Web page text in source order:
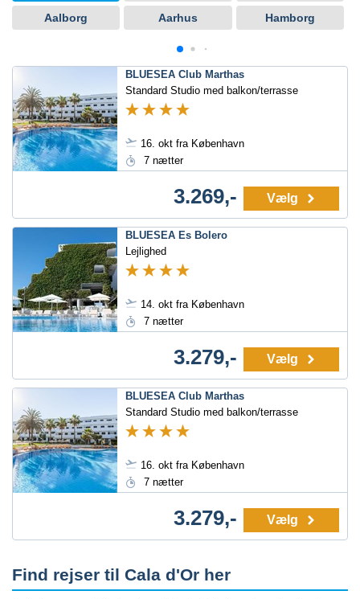
Aalborg Aarhus Hamborg
BLUESEA Club Marthas
Standard Studio med balkon/terrasse
16. okt fra København
7 nætter
3.269,- Vælg
BLUESEA Es Bolero
Lejlighed
14. okt fra København
7 nætter
3.279,- Vælg
BLUESEA Club Marthas
Standard Studio med balkon/terrasse
16. okt fra København
7 nætter
3.279,- Vælg
Find rejser til Cala d'Or her